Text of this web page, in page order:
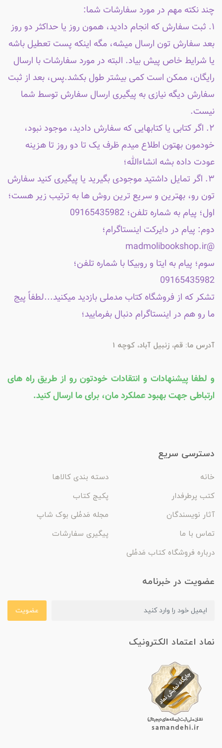
چند نکته مهم در مورد سفارشات شما:
۱. ثبت سفارش که انجام دادید، همون روز یا حداکثر دو روز
بعد سفارش تون ارسال میشه، مگه اینکه پست تعطیل باشه
یا شرایط خاص پیش بیاد. البته در مورد سفارشات با ارسال
رایگان، ممکن است کمی بیشتر طول بکشد.پس، بعد از ثبت
سفارش دیگه نیازی به پیگیری ارسال سفارش توسط شما
نیست.
۲. اگر کتابی یا کتابهایی که سفارش دادید، موجود نبود،
خودمون بهتون اطلاع میدم ظرف یک تا دو روز تا هزینه
عودت داده بشه انشاءالله؛
۳. اگر تمایل داشتید موجودی بگیرید یا پیگیری کنید سفارش
تون رو، بهترین و سریع ترین روش ها به ترتیب زیر هست؛
اول؛ پیام به شماره تلفن؛ 09165435982
دوم: پیام در دایرکت اینستاگرام؛
@madmolibookshop.ir
سوم؛ پیام به ایتا و روبیکا با شماره تلفن؛
09165435982
تشکر که از فروشگاه کتاب مدملی بازدید میکنید...لطفاً پیج
ما رو هم در اینستاگرام دنبال بفرمایید؛
آدرس ما: قم، زنبیل آباد، کوچه 1
و لطفا پیشنهادات و انتقادات خودتون رو از طریق راه های
ارتباطی جهت بهبود عملکرد مان، برای ما ارسال کنید.
دسترسی سریع
خانه
دسته بندی کالاها
کتب پرطرفدار
پکیج کتاب
آثار نویسندگان
مجله مَدمُلی بوک شاپ
تماس با ما
پیگیری سفارشات
درباره فروشگاه کتاب مَدمُلی
عضویت در خبرنامه
عضویت
نماد اعتماد الکترونیک